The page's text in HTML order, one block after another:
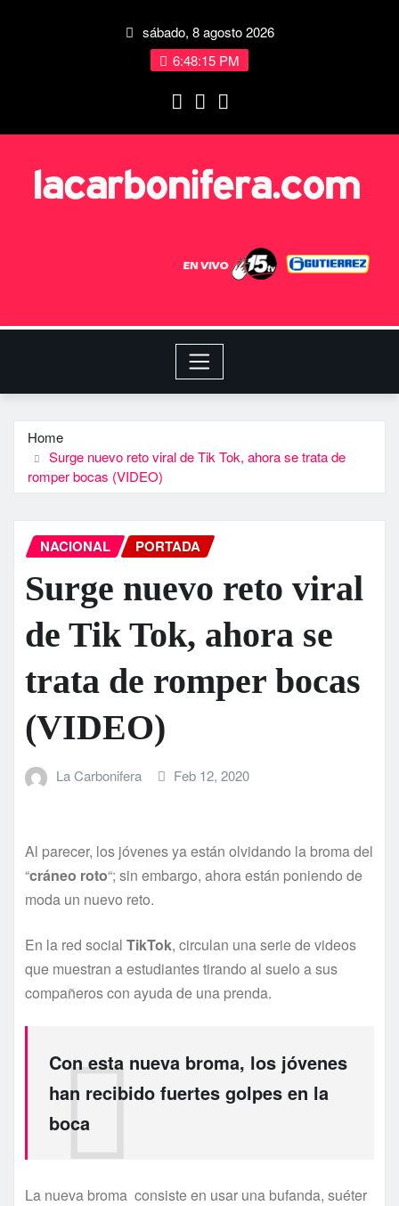
sábado, 8 agosto 2026
6:48:15 PM
Home
Surge nuevo reto viral de Tik Tok, ahora se trata de
romper bocas (VIDEO)
NACIONAL PORTADA
Surge nuevo reto viral
de Tik Tok, ahora se
trata de romper bocas
(VIDEO)
La Carbonifera Feb 12, 2020
Al parecer, los jóvenes ya están olvidando la broma del
“cráneo roto“; sin embargo, ahora están poniendo de
moda un nuevo reto.
En la red social TikTok, circulan una serie de videos
que muestran a estudiantes tirando al suelo a sus
compañeros con ayuda de una prenda.
Con esta nueva broma, los jóvenes
han recibido fuertes golpes en la
boca
La nueva broma consiste en usar una bufanda, suéter